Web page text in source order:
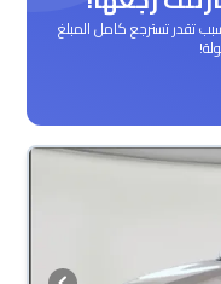
تقدر تسترجع كامل المبلغ